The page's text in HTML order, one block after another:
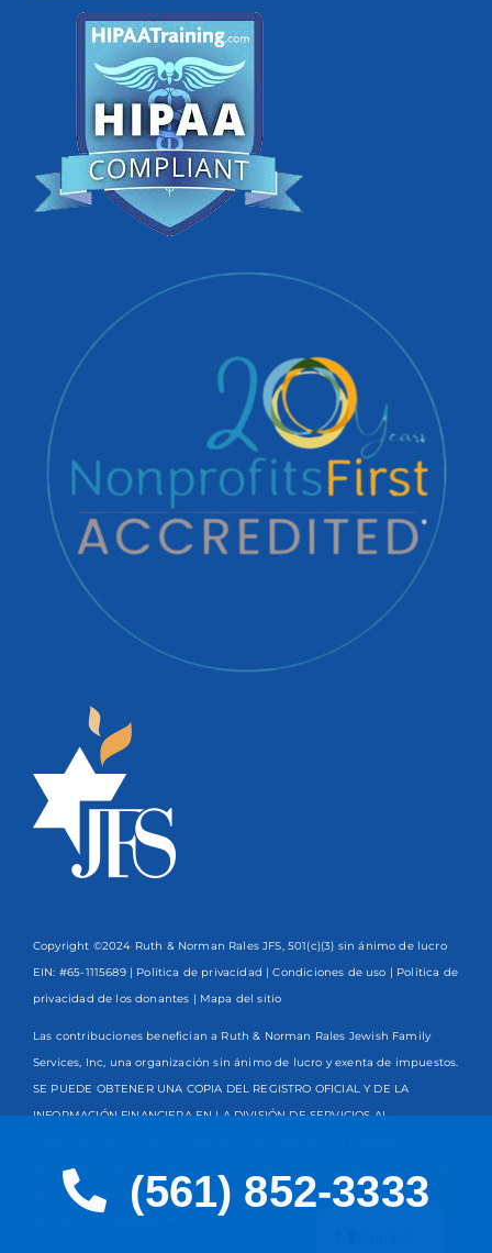
Copyright ©2024 Ruth & Norman Rales JFS, 501(c)(3) sin ánimo de lucro
EIN: #65-1115689 | Política de privacidad |Condiciones de uso | Política de
privacidad de los donantes | Mapa del sitio
Las contribuciones benefician a Ruth & Norman Rales Jewish Family
Services, Inc, una organización sin ánimo de lucro y exenta de impuestos.
SE PUEDE OBTENER UNA COPIA DEL REGISTRO OFICIAL Y DE LA
INFORMACIÓN FINANCIERA EN LA DIVISIÓN DE SERVICIOS AL
TELÉFONO GRATUITO
NO IMPLICA RESPALDO, APROBACIÓN O RECOMENDACIÓN POR PARTE
DEL ESTADO. Registro #CH13203
English
(561) 852-3333